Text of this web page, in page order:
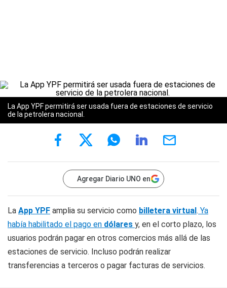
La App YPF permitirá ser usada fuera de estaciones de servicio
de la petrolera nacional.
Agregar Diario UNO en
La App YPF amplia su servicio como billetera virtual. Ya
había habilitado el pago en dólares y, en el corto plazo, los
usuarios podrán pagar en otros comercios más allá de las
estaciones de servicio. Incluso podrán realizar
transferencias a terceros o pagar facturas de servicios.